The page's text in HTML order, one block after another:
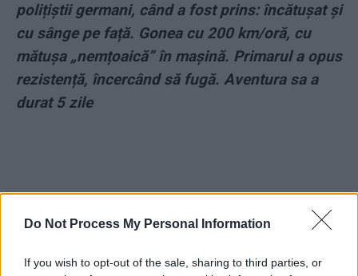
Do Not Process My Personal Information
If you wish to opt-out of the sale, sharing to third parties, or
polițiștii germani, când a fost prins: încătușat și
cu sânge pe față. Gonea cu 200 km/oră, cu
mătușa „nemțoaică” în mașină. Primarul a opus
rezistență, încercând să fugă. Aventura sa a
durat 5 zile
ad